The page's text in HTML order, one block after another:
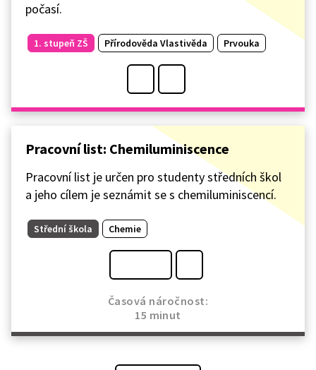
počasí.
1. stupeň ZŠ Přírodověda Vlastivěda Prvouka
Pracovní list: Chemiluminiscence
Pracovní list je určen pro studenty středních škol
a jeho cílem je seznámit se s chemiluminiscencí.
Střední škola Chemie
Časová náročnost:
15 minut